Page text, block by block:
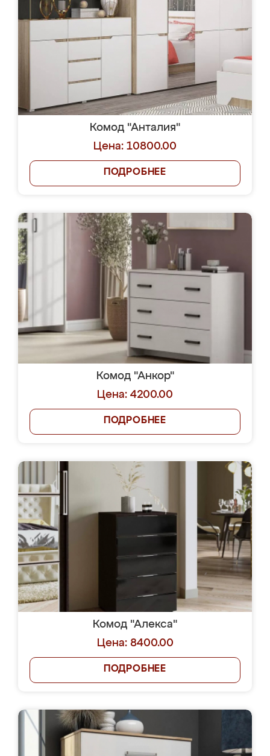
Комод "Анталия"
Цена: 10800.00
ПОДРОБНЕЕ
Комод "Анкор"
Цена: 4200.00
ПОДРОБНЕЕ
Комод "Алекса"
Цена: 8400.00
ПОДРОБНЕЕ